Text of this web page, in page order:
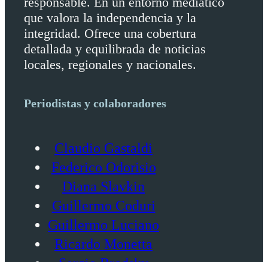
que valora la independencia y la
integridad. Ofrece una cobertura
detallada y equilibrada de noticias
locales, regionales y nacionales.
Periodistas y colaboradores
Claudio Gastaldi
Federico Odorisio
Diana Slavkin
Guillermo Coduri
Guillermo Luciano
Ricardo Monetta